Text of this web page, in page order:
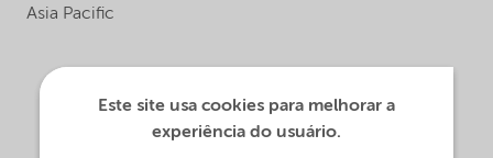
Asia Pacific
Este site usa cookies para melhorar a
experiência do usuário.